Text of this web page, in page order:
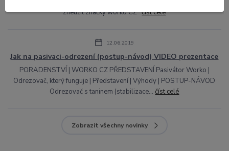
zneužít značky worko CZčíst celé
12.06.2019
Jak na pasivaci-odrezení (postup-návod) VIDEO prezentace
PORADENSTVÍ | WORKO CZ PŘEDSTAVENÍ Pasivátor Worko |
Odrezovač, který funguje | Představení | Výhody | POSTUP-NÁVOD
Odrezovač s taninem (stabilizace...číst celé
Zobrazit všechny novinky